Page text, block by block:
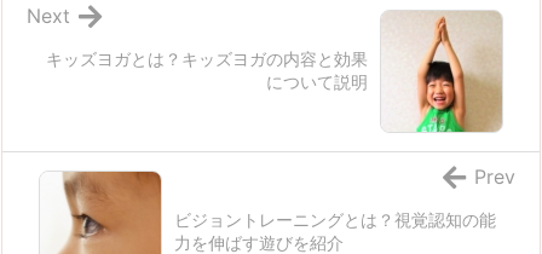
キッズヨガとは？キッズヨガの内容と効果
について説明
Next
ビジョントレーニングとは？視覚認知の能
力を伸ばす遊びを紹介
Prev